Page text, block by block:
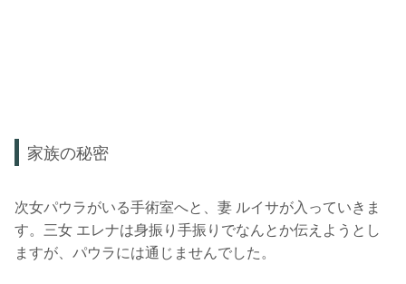
家族の秘密
次女パウラがいる手術室へと、妻 ルイサが入っていきま
す。三女 エレナは身振り手振りでなんとか伝えようとし
ますが、パウラには通じませんでした。